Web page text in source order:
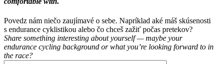
Povedz nám niečo zaujímavé o sebe. Napríklad aké máš skúsenosti
s endurance cyklistikou alebo čo chceš zažiť počas pretekov?
Share something interesting about yourself — maybe your
endurance cycling background or what you’re looking forward to in
the race?